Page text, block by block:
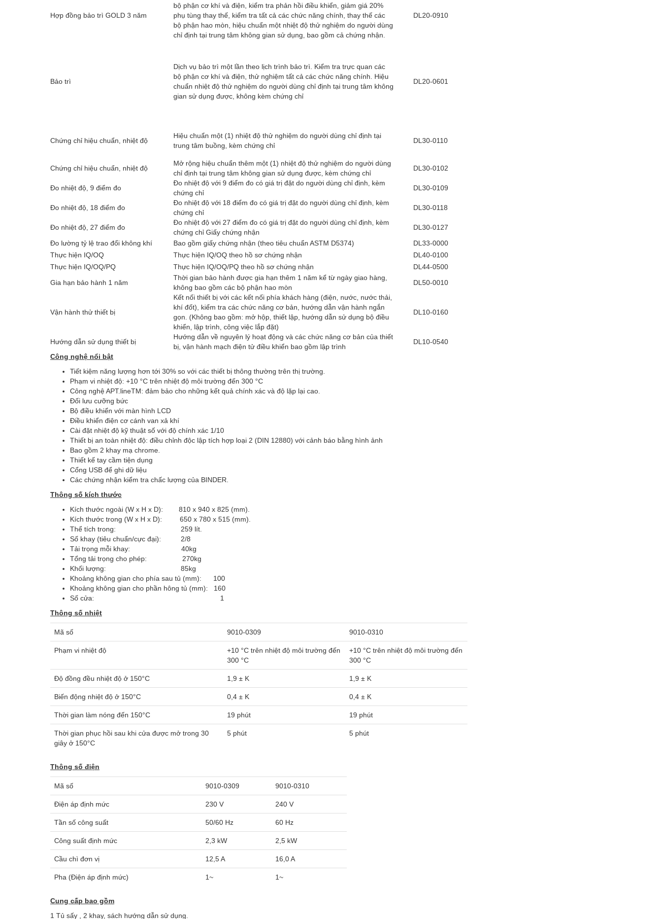
Hợp đồng bảo trì GOLD 3 năm
bộ phận cơ khí và điện, kiểm tra phản hồi điều khiển, giảm giá 20%
phụ tùng thay thế, kiểm tra tất cả các chức năng chính, thay thế các
bộ phận hao mòn, hiệu chuẩn một nhiệt độ thử nghiệm do người dùng
chỉ định tại trung tâm không gian sử dụng, bao gồm cả chứng nhận.
DL20-0910
Bảo trì
Dịch vụ bảo trì một lần theo lịch trình bảo trì. Kiểm tra trực quan các
bộ phận cơ khí và điện, thử nghiệm tất cả các chức năng chính. Hiệu
chuẩn nhiệt độ thử nghiệm do người dùng chỉ định tại trung tâm không
gian sử dụng được, không kèm chứng chỉ
DL20-0601
Chứng chỉ hiệu chuẩn, nhiệt độ
Hiệu chuẩn một (1) nhiệt độ thử nghiệm do người dùng chỉ định tại
trung tâm buồng, kèm chứng chỉ
DL30-0110
Chứng chỉ hiệu chuẩn, nhiệt độ
Mở rộng hiệu chuẩn thêm một (1) nhiệt độ thử nghiệm do người dùng
chỉ định tại trung tâm không gian sử dụng được, kèm chứng chỉ
DL30-0102
Đo nhiệt độ, 9 điểm đo
Đo nhiệt độ với 9 điểm đo có giá trị đặt do người dùng chỉ định, kèm
chứng chỉ
DL30-0109
Đo nhiệt độ, 18 điểm đo
Đo nhiệt độ với 18 điểm đo có giá trị đặt do người dùng chỉ định, kèm
chứng chỉ
DL30-0118
Đo nhiệt độ, 27 điểm đo
Đo nhiệt độ với 27 điểm đo có giá trị đặt do người dùng chỉ định, kèm
chứng chỉ Giấy chứng nhận
DL30-0127
Đo lường tỷ lệ trao đổi không khí
Bao gồm giấy chứng nhận (theo tiêu chuẩn ASTM D5374)
DL33-0000
Thực hiện IQ/OQ
Thực hiện IQ/OQ theo hồ sơ chứng nhận
DL40-0100
Thực hiện IQ/OQ/PQ
Thực hiện IQ/OQ/PQ theo hồ sơ chứng nhận
DL44-0500
Gia hạn bảo hành 1 năm
Thời gian bảo hành được gia hạn thêm 1 năm kể từ ngày giao hàng,
không bao gồm các bộ phận hao mòn
DL50-0010
Vận hành thử thiết bị
Kết nối thiết bị với các kết nối phía khách hàng (điện, nước, nước thải,
khí đốt), kiểm tra các chức năng cơ bản, hướng dẫn vận hành ngắn
gọn. (Không bao gồm: mở hộp, thiết lập, hướng dẫn sử dụng bộ điều
khiển, lập trình, công việc lắp đặt)
DL10-0160
Hướng dẫn sử dụng thiết bị
Hướng dẫn về nguyên lý hoạt động và các chức năng cơ bản của thiết
bị, vận hành mạch điện tử điều khiển bao gồm lập trình
DL10-0540
Công nghệ nổi bật
Tiết kiệm năng lượng hơn tới 30% so với các thiết bị thông thường trên thị trường.
Phạm vi nhiệt độ: +10 °C trên nhiệt độ môi trường đến 300 °C
Công nghệ APT.lineTM: đảm bảo cho những kết quả chính xác và độ lặp lại cao.
Đối lưu cưỡng bức
Bộ điều khiển với màn hình LCD
Điều khiển điện cơ cánh van xả khí
Cài đặt nhiệt độ kỹ thuật số với độ chính xác 1/10
Thiết bị an toàn nhiệt độ: điều chỉnh độc lập tích hợp loại 2 (DIN 12880) với cảnh báo bằng hình ảnh
Bao gồm 2 khay mạ chrome.
Thiết kế tay cầm tiện dụng
Cổng USB để ghi dữ liệu
Các chứng nhận kiểm tra chấc lượng của BINDER.
Thông số kích thước
Kích thước ngoài (W x H x D): 810 x 940 x 825 (mm).
Kích thước trong (W x H x D): 650 x 780 x 515 (mm).
Thể tích trong: 259 lít.
Số khay (tiêu chuẩn/cực đại): 2/8
Tải trọng mỗi khay: 40kg
Tổng tải trọng cho phép: 270kg
Khối lượng: 85kg
Khoảng không gian cho phía sau tủ (mm): 100
Khoảng không gian cho phần hông tủ (mm): 160
Số cửa: 1
Thông số nhiệt
Mã số 9010-0309 9010-0310
Phạm vi nhiệt độ
+10 °C trên nhiệt độ môi trường đến
300 °C
+10 °C trên nhiệt độ môi trường đến
300 °C
Độ đồng đều nhiệt độ ở 150°C 1,9 ± K 1,9 ± K
Biến động nhiệt độ ở 150°C 0,4 ± K 0,4 ± K
Thời gian làm nóng đến 150°C 19 phút 19 phút
Thời gian phục hồi sau khi cửa được mở trong 30
giây ở 150°C
5 phút 5 phút
Thông số điện
Mã số 9010-0309 9010-0310
Điện áp định mức 230 V 240 V
Tần số công suất 50/60 Hz 60 Hz
Công suất định mức 2,3 kW 2,5 kW
Cầu chì đơn vị 12,5 A 16,0 A
Pha (Điện áp định mức) 1~ 1~
Cung cấp bao gồm
1 Tủ sấy , 2 khay, sách hướng dẫn sử dụng.